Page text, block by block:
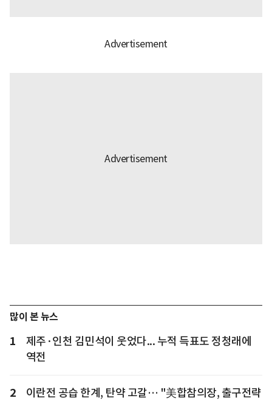
많이 본 뉴스
1
제주·인천 김민석이 웃었다... 누적 득표도 정청래에
역전
2
이란전 공습 한계, 탄약 고갈… "美합참의장, 출구전략